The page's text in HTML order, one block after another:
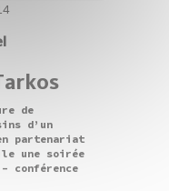
de
d’un
partenariat
une soirée
conférence